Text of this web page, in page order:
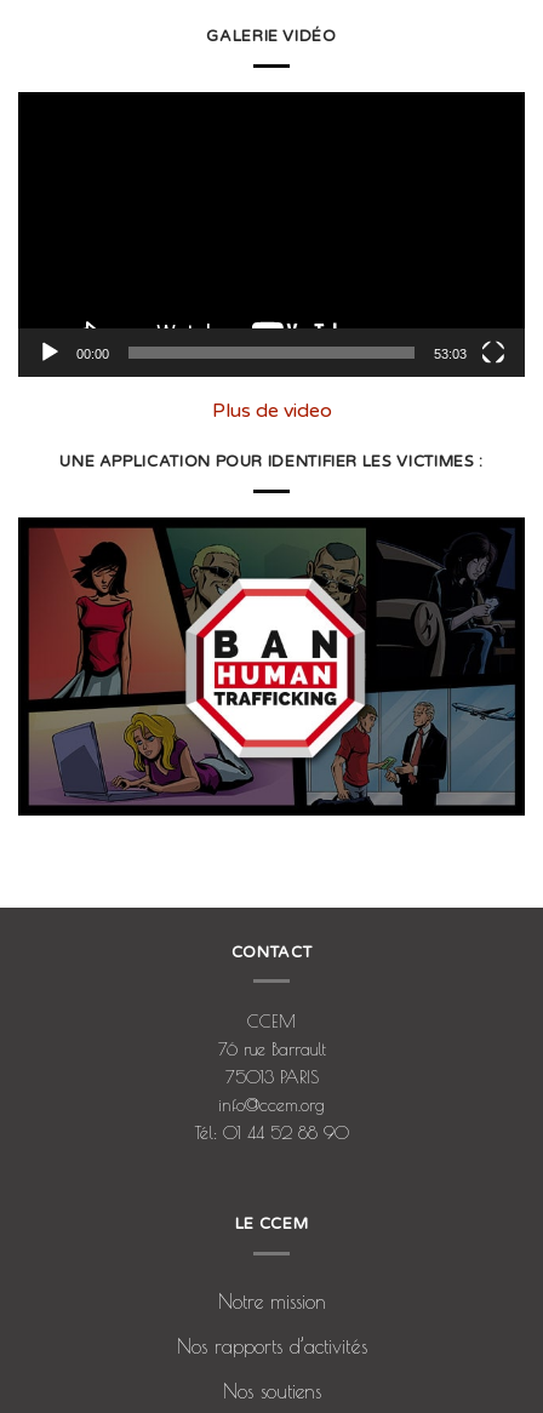
GALERIE VIDÉO
00:00 53:03
Plus de video
UNE APPLICATION POUR IDENTIFIER LES VICTIMES :
CONTACT
CCEM
76 rue Barrault
75013 PARIS
info@ccem.org
Tél: 01 44 52 88 90
LE CCEM
Notre mission
Nos rapports d’activités
Nos soutiens